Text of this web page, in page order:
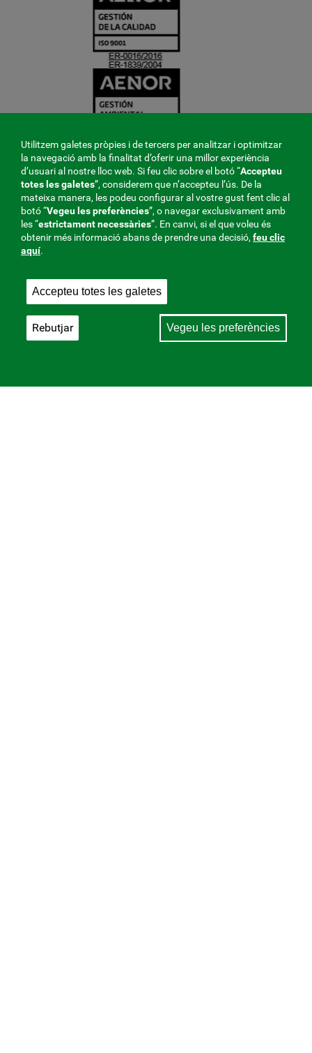
Y
Utilitzem galetes pròpies i de tercers per analitzar i optimitzar
la navegació amb la finalitat d’oferir una millor experiència
d’usuari al nostre lloc web. Si feu clic sobre el botó “Accepteu
totes les galetes”, considerem que n’accepteu l’ús. De la
mateixa manera, les podeu configurar al vostre gust fent clic al
botó “Vegeu les preferències”, o navegar exclusivament amb
les “estrictamentnecessàries”. En canvi, si el que voleu és
obtenir més informació abans de prendre una decisió, feu clic
aquí.
Accepteu totes les galetes
Vegeu les preferències
Rebutjar